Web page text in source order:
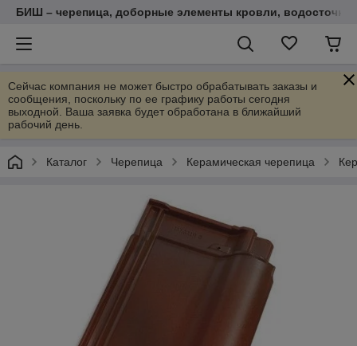
БИШ – черепица, доборные элементы кровли,
Сейчас компания не может быстро обрабатывать заказы и
сообщения, поскольку по ее графику работы сегодня
выходной. Ваша заявка будет обработана в ближайший
рабочий день.
Каталог Черепица Керамическая черепица